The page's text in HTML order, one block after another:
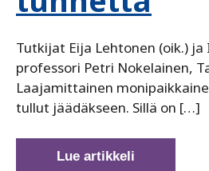
Tutkijat Eija Lehtonen (oik.) ja
professori Petri Nokelainen,
Laajamittainen
tullut jäädäkseen. Sillä on […]
Monipaikkainen
Lue artikkeli